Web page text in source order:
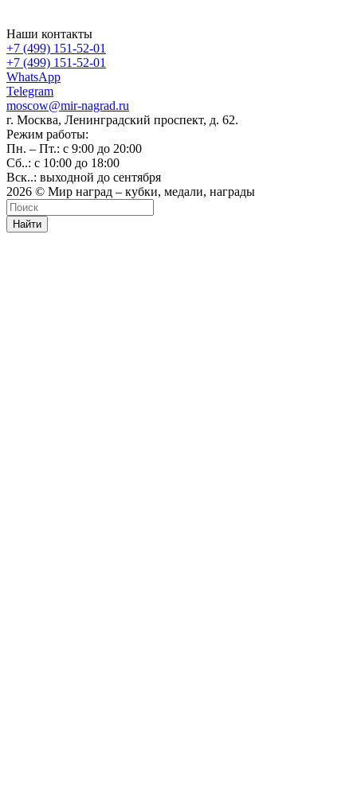
Наши контакты
+7 (499) 151-52-01
+7 (499) 151-52-01
WhatsApp
Telegram
moscow@mir-nagrad.ru
г. Москва, Ленинградский проспект, д. 62.
Режим работы:
Пн. – Пт.: с 9:00 до 20:00
Сб..: с 10:00 до 18:00
Вск..: выходной до сентября
2026 © Мир наград – кубки, медали, награды
Найти